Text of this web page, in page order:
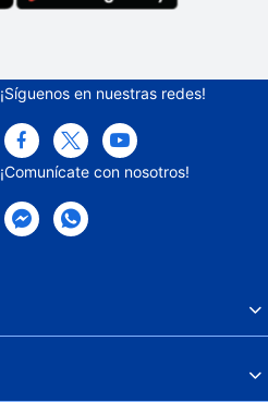
¡Síguenos en nuestras redes!
¡Comunícate con nosotros!